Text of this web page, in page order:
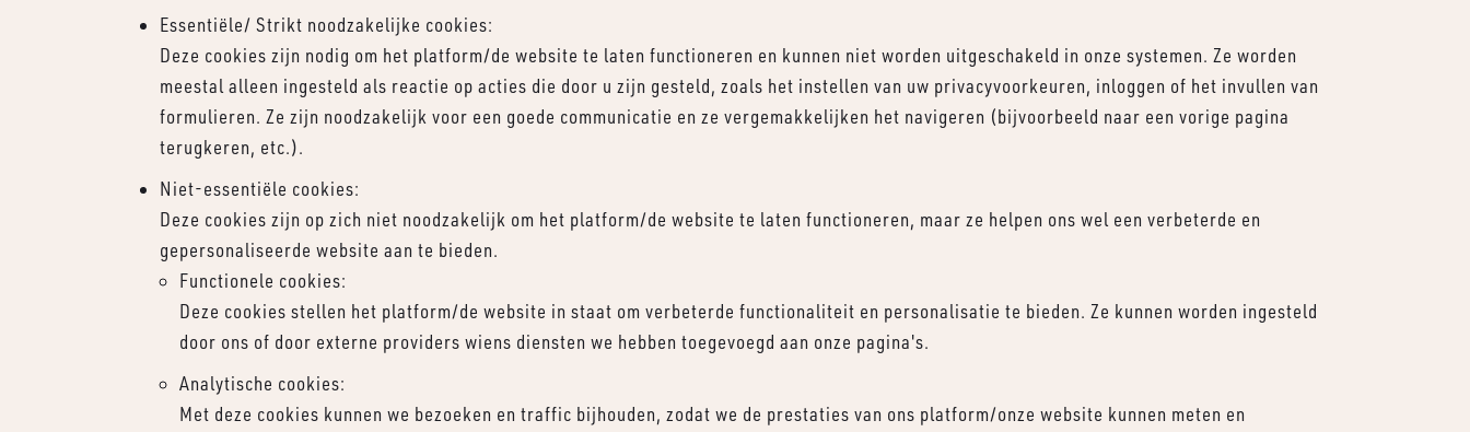
Essentiële/ Strikt noodzakelijke cookies:
Deze cookies zijn nodig om het platform/de website te laten functioneren en kunnen niet worden uitgeschakeld in onze systemen. Ze worden
meestal alleen ingesteld als reactie op acties die door u zijn gesteld, zoals het instellen van uw privacyvoorkeuren, inloggen of het invullen van
formulieren. Ze zijn noodzakelijk voor een goede communicatie en ze vergemakkelijken het navigeren (bijvoorbeeld naar een vorige pagina
terugkeren, etc.).
Niet-essentiële cookies:
Deze cookies zijn op zich niet noodzakelijk om het platform/de website te laten functioneren, maar ze helpen ons wel een verbeterde en
gepersonaliseerde website aan te bieden.
Functionele cookies:
Deze cookies stellen het platform/de website in staat om verbeterde functionaliteit en personalisatie te bieden. Ze kunnen worden ingesteld
door ons of door externe providers wiens diensten we hebben toegevoegd aan onze pagina's.
Analytische cookies:
Met deze cookies kunnen we bezoeken en traffic bijhouden, zodat we de prestaties van ons platform/onze website kunnen meten en